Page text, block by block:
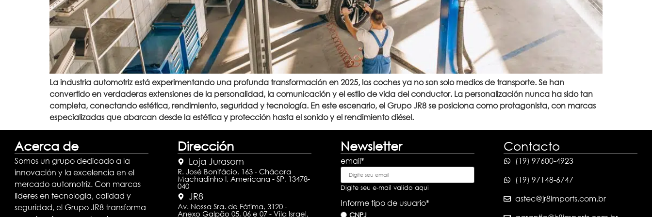
La industria automotriz está experimentando una profunda transformación en 2025, los coches ya no son solo medios de transporte. Se han
convertido en verdaderas extensiones de la personalidad, la comunicación y el estilo de vida del conductor. La personalización nunca ha sido tan
completa, conectando estética, rendimiento, seguridad y tecnología. En este escenario, el Grupo JR8 se posiciona como protagonista, con marcas
especializadas que abarcan desde la estética y protección hasta el sonido y el rendimiento diésel.
Acerca de
Somos un grupo dedicado a la
innovación y la excelencia en el
mercado automotriz. Con marcas
líderes en tecnología, calidad y
seguridad, el Grupo JR8 transforma
Dirección
Loja Jurasom
R. José Bonifácio, 163 - Chácara
Machadinho I, Americana - SP, 13478-
040
JR8
Av. Nossa Sra. de Fátima, 3120 -
Anexo Galpão 05, 06 e 07 - Vila Israel,
Newsletter
email*
Digite seu e-mail valido aqui
Informe tipo de usuario*
CNPJ
Contacto
(19) 97600-4923
(19) 97148-6747
astec@jr8imports.com.br